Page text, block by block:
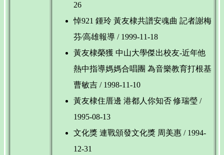
26
悼921 鍾玲 黃友棣共譜安魂曲 記者謝梅
芬∕高雄報導 / 1999-11-18
黃友棣榮獲 中山大學傑出校友-近年他
熱中指導媽媽合唱團 為音樂教育打根基
曹敏吉 / 1998-11-10
黃友棣住厝邊 港都人你知否 修瑞瑩 /
1995-08-13
文化獎 連戰頒發文化獎 周美惠 / 1994-
12-31